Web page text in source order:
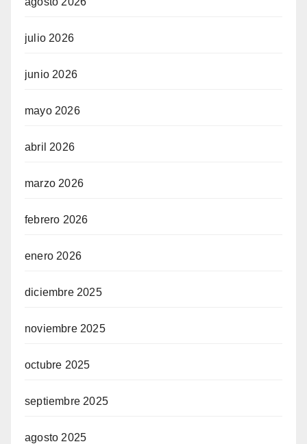
julio 2026
junio 2026
mayo 2026
abril 2026
marzo 2026
febrero 2026
enero 2026
diciembre 2025
noviembre 2025
octubre 2025
septiembre 2025
agosto 2025